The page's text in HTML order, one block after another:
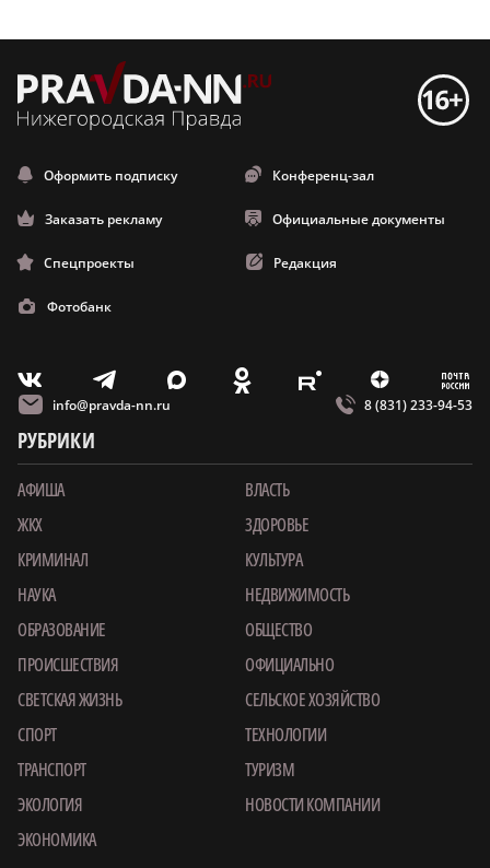
Оформить подписку Конференц-зал
Заказать рекламу Официальные документы
Спецпроекты Редакция
Фотобанк
V T X O E Z m
info@pravda-nn.ru 8 (831) 233-94-53
РУБРИКИ
АФИША
ВЛАСТЬ
ЖКХ
ЗДОРОВЬЕ
КРИМИНАЛ
КУЛЬТУРА
НАУКА
НЕДВИЖИМОСТЬ
ОБРАЗОВАНИЕ
ОБЩЕСТВО
ПРОИСШЕСТВИЯ
ОФИЦИАЛЬНО
СВЕТСКАЯ ЖИЗНЬ
СЕЛЬСКОЕ ХОЗЯЙСТВО
СПОРТ
ТЕХНОЛОГИИ
ТРАНСПОРТ
ТУРИЗМ
ЭКОЛОГИЯ
НОВОСТИ КОМПАНИИ
ЭКОНОМИКА